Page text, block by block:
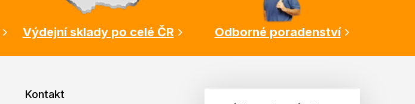
Výdejní sklady po celé ČR Odborné poradenství
Kontakt